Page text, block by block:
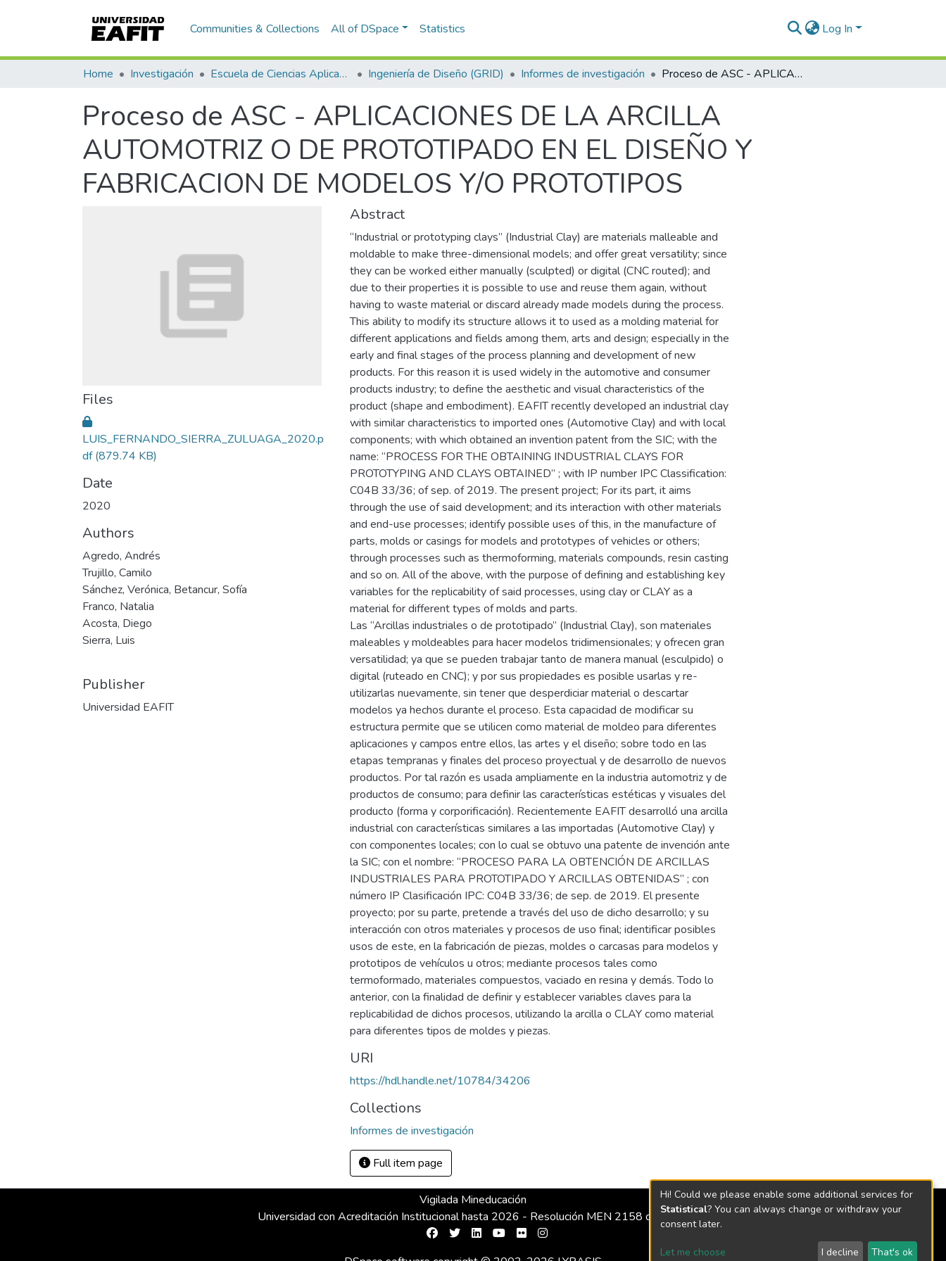
Communities & Collections All of DSpace Statistics Log In
Home Investigación Escuela de Ciencias Aplicadas e Ingeniería Ingeniería de Diseño (GRID) Informes de investigación Proceso de ASC - APLICACIONES DE LA ARCILLA AUTOMOTRIZ O DE PROTOTIPADO EN EL DISEÑO Y FABRICACION DE MODELOS Y/O PROTOTIPOS
Proceso de ASC - APLICACIONES DE LA ARCILLA
AUTOMOTRIZ O DE PROTOTIPADO EN EL DISEÑO Y
FABRICACION DE MODELOS Y/O PROTOTIPOS
Files
LUIS_FERNANDO_SIERRA_ZULUAGA_2020.p
df(879.74 KB)
Date
2020
Authors
Agredo, Andrés
Trujillo, Camilo
Sánchez, Verónica, Betancur, Sofía
Franco, Natalia
Acosta, Diego
Sierra, Luis
Publisher
Universidad EAFIT
Abstract
“Industrial or prototyping clays” (Industrial Clay) are materials malleable and
moldable to make three-dimensional models; and offer great versatility; since
they can be worked either manually (sculpted) or digital (CNC routed); and
due to their properties it is possible to use and reuse them again, without
having to waste material or discard already made models during the process.
This ability to modify its structure allows it to used as a molding material for
different applications and fields among them, arts and design; especially in the
early and final stages of the process planning and development of new
products. For this reason it is used widely in the automotive and consumer
products industry; to define the aesthetic and visual characteristics of the
product (shape and embodiment). EAFIT recently developed an industrial clay
with similar characteristics to imported ones (Automotive Clay) and with local
components; with which obtained an invention patent from the SIC; with the
name: “PROCESS FOR THE OBTAINING INDUSTRIAL CLAYS FOR
PROTOTYPING AND CLAYS OBTAINED” ; with IP number IPC Classification:
C04B 33/36; of sep. of 2019. The present project; For its part, it aims
through the use of said development; and its interaction with other materials
and end-use processes; identify possible uses of this, in the manufacture of
parts, molds or casings for models and prototypes of vehicles or others;
through processes such as thermoforming, materials compounds, resin casting
and so on. All of the above, with the purpose of defining and establishing key
variables for the replicability of said processes, using clay or CLAY as a
material for different types of molds and parts.
Las “Arcillas industriales o de prototipado” (Industrial Clay), son materiales
maleables y moldeables para hacer modelos tridimensionales; y ofrecen gran
versatilidad; ya que se pueden trabajar tanto de manera manual (esculpido) o
digital (ruteado en CNC); y por sus propiedades es posible usarlas y re-
utilizarlas nuevamente, sin tener que desperdiciar material o descartar
modelos ya hechos durante el proceso. Esta capacidad de modificar su
estructura permite que se utilicen como material de moldeo para diferentes
aplicaciones y campos entre ellos, las artes y el diseño; sobre todo en las
etapas tempranas y finales del proceso proyectual y de desarrollo de nuevos
productos. Por tal razón es usada ampliamente en la industria automotriz y de
productos de consumo; para definir las características estéticas y visuales del
producto (forma y corporificación). Recientemente EAFIT desarrolló una arcilla
industrial con características similares a las importadas (Automotive Clay) y
con componentes locales; con lo cual se obtuvo una patente de invención ante
la SIC; con el nombre: “PROCESO PARA LA OBTENCIÓN DE ARCILLAS
INDUSTRIALES PARA PROTOTIPADO Y ARCILLAS OBTENIDAS” ; con
número IP Clasificación IPC: C04B 33/36; de sep. de 2019. El presente
proyecto; por su parte, pretende a través del uso de dicho desarrollo; y su
interacción con otros materiales y procesos de uso final; identificar posibles
usos de este, en la fabricación de piezas, moldes o carcasas para modelos y
prototipos de vehículos u otros; mediante procesos tales como
termoformado, materiales compuestos, vaciado en resina y demás. Todo lo
anterior, con la finalidad de definir y establecer variables claves para la
replicabilidad de dichos procesos, utilizando la arcilla o CLAY como material
para diferentes tipos de moldes y piezas.
URI
https://hdl.handle.net/10784/34206
Collections
Informes de investigación
Full item page
Vigilada Mineducación
Universidad con Acreditación Institucional hasta 2026 - Resolución MEN 2158 de 2018
Hi! Could we please enable some additional services for
Statistical? You can always change or withdraw your
consent later.
Let me choose I decline That's ok